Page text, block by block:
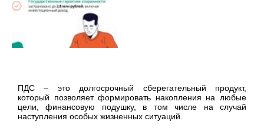
ПДС – это долгосрочный сберегательный продукт,
который позволяет формировать накопления на любые
цели, финансовую подушку, в том числе на случай
наступления особых жизненных ситуаций.